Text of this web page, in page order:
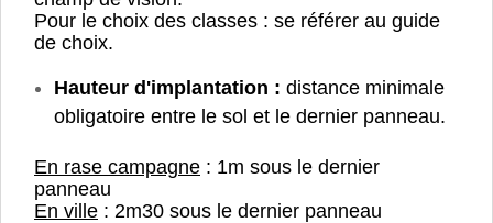
Pour le choix des classes : se référer au guide
de choix.
Hauteur d'implantation : distance minimale
obligatoire entre le sol et le dernier panneau.
En rase campagne : 1m sous le dernier
panneau
En ville : 2m30 sous le dernier panneau